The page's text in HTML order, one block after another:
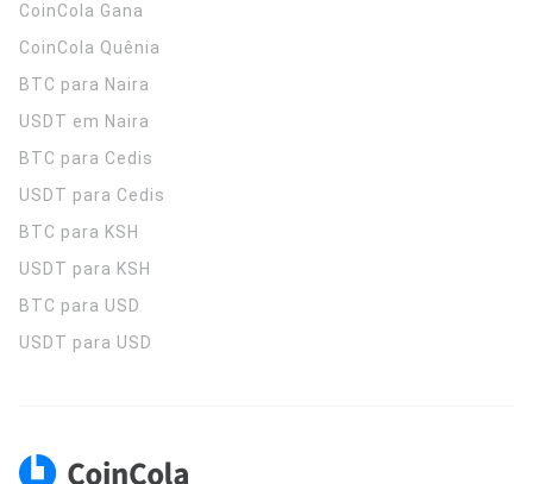
CoinCola Gana
CoinCola Quênia
BTC para Naira
USDT em Naira
BTC para Cedis
USDT para Cedis
BTC para KSH
USDT para KSH
BTC para USD
USDT para USD